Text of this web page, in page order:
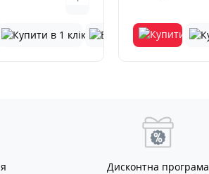
Дисконтна програма